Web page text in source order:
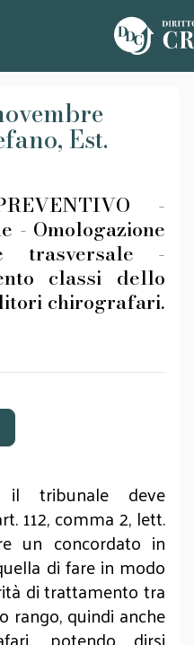
Est.
-
- Omologazione
trasversale -
classi dello
chirografari.
il tribunale deve
112, comma 2, lett.
un concordato in
di fare in modo
di trattamento tra
rango, quindi anche